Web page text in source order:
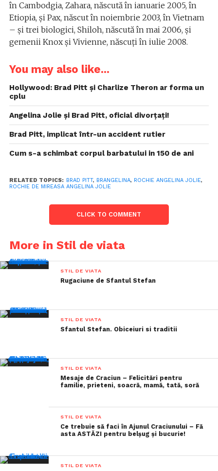
în Cambodgia, Zahara, născută în ianuarie 2005, în
Etiopia, şi Pax, născut în noiembrie 2003, în Vietnam
– şi trei biologici, Shiloh, născută în mai 2006, şi
gemenii Knox şi Vivienne, născuţi în iulie 2008.
You may also like...
Hollywood: Brad Pitt și Charlize Theron ar forma un
cplu
Angelina Jolie și Brad Pitt, oficial divorțați!
Brad Pitt, implicat într-un accident rutier
Cum s-a schimbat corpul barbatului in 150 de ani
RELATED TOPICS: BRAD PITT, BRANGELINA, ROCHIE ANGELINA JOLIE,
ROCHIE DE MIREASA ANGELINA JOLIE
CLICK TO COMMENT
More in Stil de viata
STIL DE VIATA
Rugaciune de Sfantul Stefan
STIL DE VIATA
Sfantul Stefan. Obiceiuri si traditii
STIL DE VIATA
Mesaje de Craciun – Felicitări pentru
familie, prieteni, soacră, mamă, tată, soră
STIL DE VIATA
Ce trebuie să faci în Ajunul Craciunului – Fă
asta ASTĂZI pentru belșug și bucurie!
STIL DE VIATA